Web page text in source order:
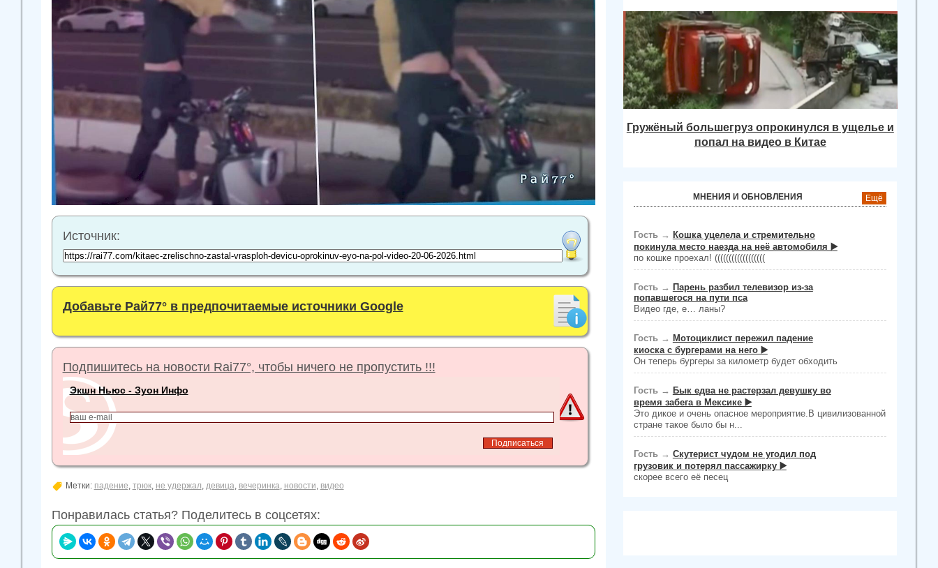
Источник:
Добавьте Рай77° в предпочитаемые источники Google
Подпишитесь на новости Rai77°, чтобы ничего не пропустить !!!
Экшн Ньюс - Зуон Инфо
Метки: падение трюк, не удержал девица вечеринка новости видео
Понравилась статья? Поделитесь в соцсетях:
Гружёный большегруз опрокинулся в ущелье и
попал на видео в Китае
МНЕНИЯ И ОБНОВЛЕНИЯ Ещё
Гость → Кошка уцелела и стремительно
покинула место наезда на неё автомобиля ▶️
по кошке проехал! ((((((((((((((((((
Гость → Парень разбил телевизор из-за
попавшегося на пути пса
Видео где, е… ланы?
Гость → Мотоциклист пережил падение
киоска с бургерами на него ▶️
Он теперь бургеры за километр будет обходить
Гость → Бык едва не растерзал девушку во
время забега в Мексике ▶️
Это дикое и очень опасное мероприятие.В цивилизованной
стране такое было бы н...
Гость → Скутерист чудом не угодил под
грузовик и потерял пассажирку ▶️
скорее всего её песец